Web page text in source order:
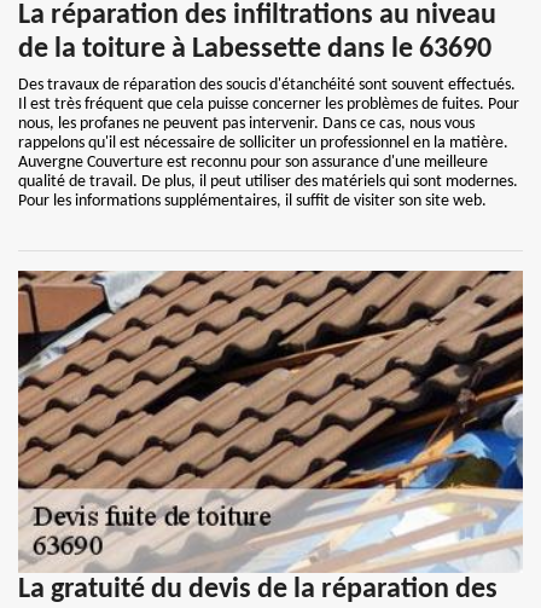
La réparation des infiltrations au niveau
de la toiture à Labessette dans le 63690
Des travaux de réparation des soucis d'étanchéité sont souvent effectués.
Il est très fréquent que cela puisse concerner les problèmes de fuites. Pour
nous, les profanes ne peuvent pas intervenir. Dans ce cas, nous vous
rappelons qu'il est nécessaire de solliciter un professionnel en la matière.
Auvergne Couverture est reconnu pour son assurance d'une meilleure
qualité de travail. De plus, il peut utiliser des matériels qui sont modernes.
Pour les informations supplémentaires, il suffit de visiter son site web.
La gratuité du devis de la réparation des